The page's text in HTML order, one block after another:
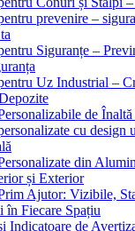
prevenire –
Siguranțe –
Uz Industrial –
de
cu design
din
și Exterior
Ajutor: Vizibile,
în Fiecare Spațiu
Indicatoare de